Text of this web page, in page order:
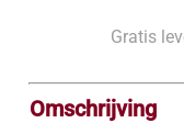
Gratis
Omschrijving